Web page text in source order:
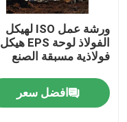
مراقبة الجودة
اتصل بنا
أخبار
ورشة عمل ISO لهيكل
الفولاذ لوحة EPS هيكل
فولاذية مسبقة الصنع
افضل سعر